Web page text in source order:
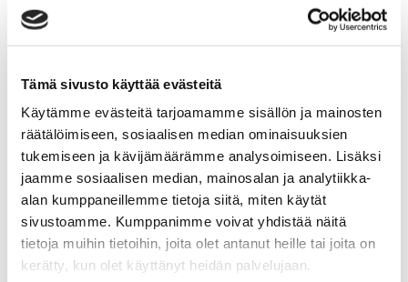
Tämä sivusto käyttää evästeitä
Käytämme evästeitä tarjoamamme sisällön ja mainosten
räätälöimiseen, sosiaalisen median ominaisuuksien
tukemiseen ja kävijämäärämme analysoimiseen. Lisäksi
jaamme sosiaalisen median, mainosalan ja analytiikka-
alan kumppaneillemme tietoja siitä, miten käytät
sivustoamme. Kumppanimme voivat yhdistää näitä
tietoja muihin tietoihin, joita olet antanut heille tai joita on
kerätty, kun olet käyttänyt heidän palvelujaan.
Myyntineuvottelija
Sp-Koti Mikkeli | Etelä-Savon Huoneistomarkkinat Oy,
2657341-3
+358 44 987 0930
WhatsApp
ossi.pietilainen@spkoti.fi